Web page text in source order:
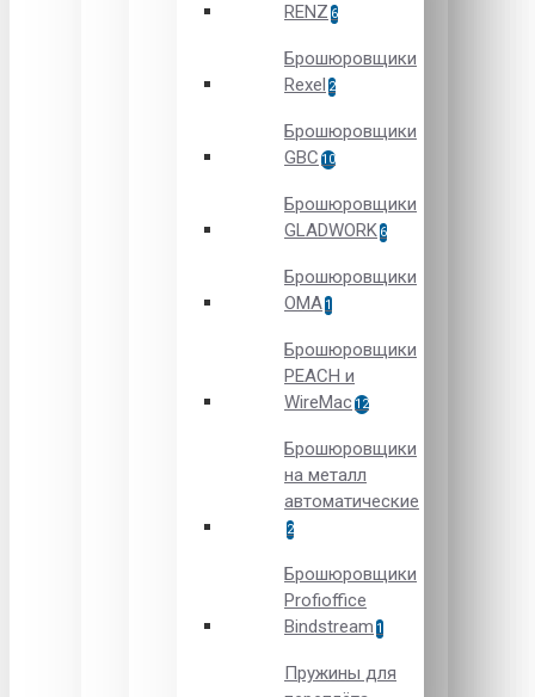
RENZ 6
Брошюровщики
Rexel 2
Брошюровщики
GBC 10
Брошюровщики
GLADWORK 6
Брошюровщики
OMA 1
Брошюровщики
PEACH и
WireMac 12
Брошюровщики
на металл
автоматические
2
Брошюровщики
Рrofioffice
Вindstream 1
Пружины для